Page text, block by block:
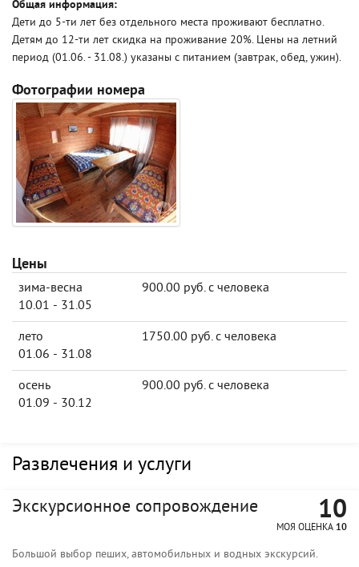
Общая информация:
Дети до 5-ти лет без отдельного места проживают бесплатно.
Детям до 12-ти лет скидка на проживание 20%. Цены на летний
период (01.06. - 31.08.) указаны с питанием (завтрак, обед, ужин).
Фотографии номера
Цены
зима-весна
10.01 - 31.05
900.00 руб. с человека
лето
01.06 - 31.08
1750.00 руб. с человека
осень
01.09 - 30.12
900.00 руб. с человека
Развлечения и услуги
Экскурсионное сопровождение 10
МОЯ ОЦЕНКА 10
Большой выбор пеших, автомобильных и водных экскурсий.